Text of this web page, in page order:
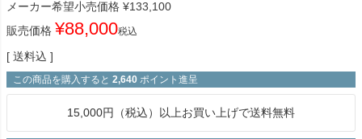
メーカー希望小売価格 ¥133,100
販売価格 ¥88,000税込
送料込
この商品を購入すると 2,640 ポイント進呈
15,000円（税込）以上お買い上げで送料無料